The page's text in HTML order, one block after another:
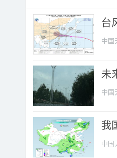
台
中国
未
中国
我
中国